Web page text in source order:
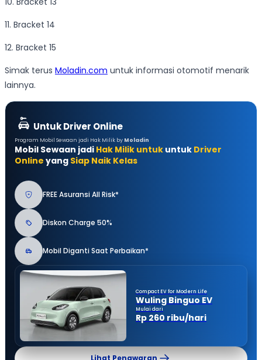
11. Bracket 14
12. Bracket 15
Simak terus Moladin.com untuk informasi otomotif menarik
lainnya.
Untuk Driver Online
Program Mobil Sewaan jadi Hak Milik by Moladin
Mobil Sewaan jadi Hak Milik untuk untuk Driver
Online yang Siap Naik Kelas
FREE Asuransi All Risk*
Diskon Charge 50%
Mobil Diganti Saat Perbaikan*
Compact EV for Modern Life
Wuling Binguo EV
Mulai dari
Rp 260 ribu/hari
Lihat Penawaran